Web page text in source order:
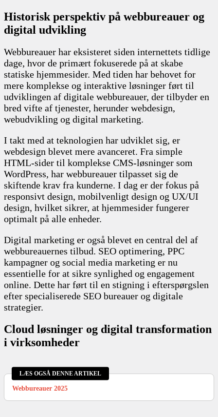
Historisk perspektiv på webbureauer og
digital udvikling
Webbureauer har eksisteret siden internettets tidlige
dage, hvor de primært fokuserede på at skabe
statiske hjemmesider. Med tiden har behovet for
mere komplekse og interaktive løsninger ført til
udviklingen af digitale webbureauer, der tilbyder en
bred vifte af tjenester, herunder webdesign,
webudvikling og digital marketing.
I takt med at teknologien har udviklet sig, er
webdesign blevet mere avanceret. Fra simple
HTML-sider til komplekse CMS-løsninger som
WordPress, har webbureauer tilpasset sig de
skiftende krav fra kunderne. I dag er der fokus på
responsivt design, mobilvenligt design og UX/UI
design, hvilket sikrer, at hjemmesider fungerer
optimalt på alle enheder.
Digital marketing er også blevet en central del af
webbureauernes tilbud. SEO optimering, PPC
kampagner og social media marketing er nu
essentielle for at sikre synlighed og engagement
online. Dette har ført til en stigning i efterspørgslen
efter specialiserede SEO bureauer og digitale
strategier.
Cloud løsninger og digital transformation
i virksomheder
LÆS OGSÅ DENNE ARTIKEL
Webbureauer 2025